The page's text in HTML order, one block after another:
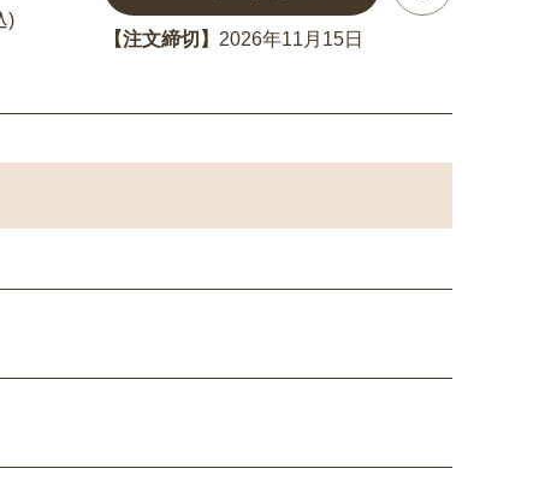
)
【注文締切】 2026年11月15日